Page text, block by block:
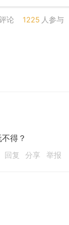
论 1225 人参与
得？
回复 分享 举报